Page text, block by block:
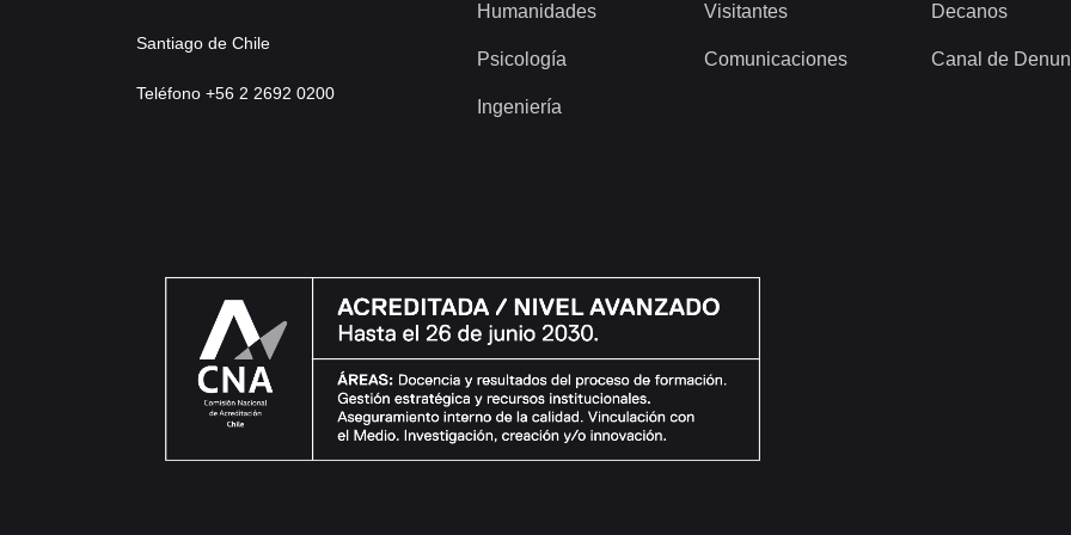
Santiago de Chile
Teléfono +56 2 2692 0200
Humanidades
Psicología
Ingeniería
Visitantes
Comunicaciones
Decanos
Canal de